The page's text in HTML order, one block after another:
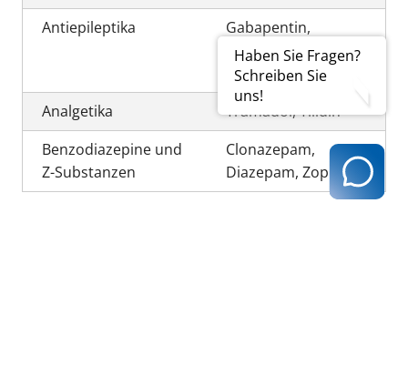
Haben Sie Fragen?
Schreiben Sie
uns!
Antiepileptika
Gabapentin,
Pregabalin,
Rivotril®
Analgetika
Tramadol, Tilidin
Benzodiazepine und
Z-Substanzen
Clonazepam,
Diazepam, Zopiclon